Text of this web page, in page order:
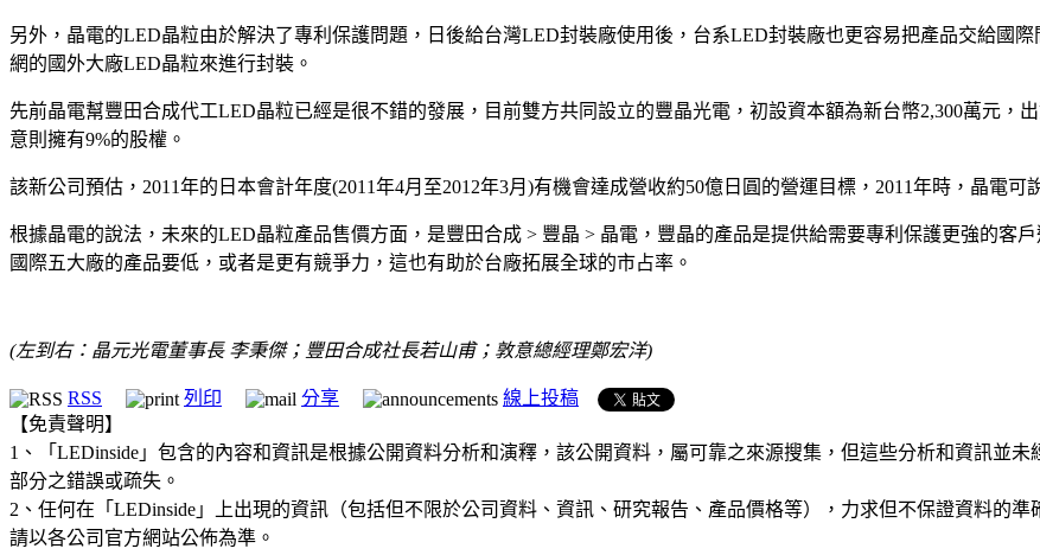
另外，晶電的LED晶粒由於解決了專利保護問題，日後給台灣LED封裝廠使用後，台系LED封裝廠也更容易把產品交給國
網的國外大廠LED晶粒來進行封裝。
先前晶電幫豐田合成代工LED晶粒已經是很不錯的發展，目前雙方共同設立的豐晶光電，初設資本額為新台幣2,300萬元，
意則擁有9%的股權。
該新公司預估，2011年的日本會計年度(2011年4月至2012年3月)有機會達成營收約50億日圓的營運目標，2011年時，晶電可
根據晶電的說法，未來的LED晶粒產品售價方面，是豐田合成 > 豐晶 > 晶電，豐晶的產品是提供給需要專利保護更強的客
國際五大廠的產品要低，或者是更有競爭力，這也有助於台廠拓展全球的市占率。
(左到右：晶元光電董事長 李秉傑；豐田合成社長若山甫；敦意總經理鄭宏洋)
RSS 列印 分享
線上投稿
【免責聲明】
1、「LEDinside」包含的內容和資訊是根據公開資料分析和演釋，該公開資料，屬可靠之來源搜集，但這些分析和資訊並
部分之錯誤或疏失。
2、任何在「LEDinside」上出現的資訊（包括但不限於公司資料、資訊、研究報告、產品價格等），力求但不保證資料的
請以各公司官方網站公佈為準。